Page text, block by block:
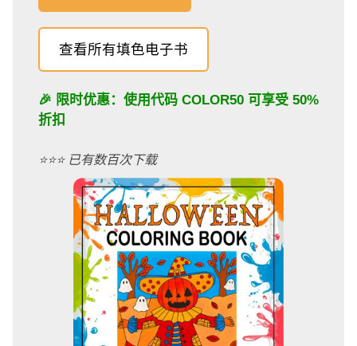
查看所有填色电子书
🎉 限时优惠：使用代码 COLOR50 可享受 50%
折扣
⭐️⭐️⭐️ 已有数百次下载